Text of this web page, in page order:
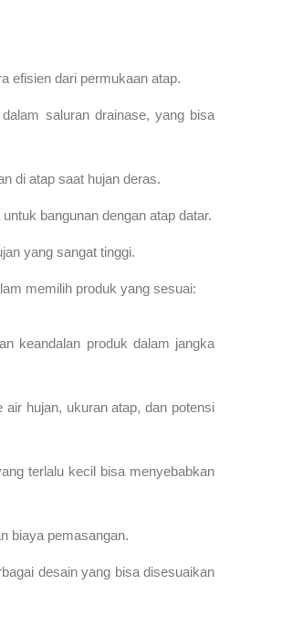
efisien dari permukaan atap.
saluran drainase, yang bisa
di atap saat hujan deras.
bangunan dengan atap datar.
yang sangat tinggi.
memilih produk yang sesuai:
keandalan produk dalam jangka
hujan, ukuran atap, dan potensi
terlalu kecil bisa menyebabkan
biaya pemasangan.
desain yang bisa disesuaikan